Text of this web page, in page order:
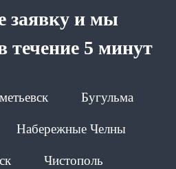
заявку и мы
течение 5 минут
Бугульма
Набережные Челны
Чистополь